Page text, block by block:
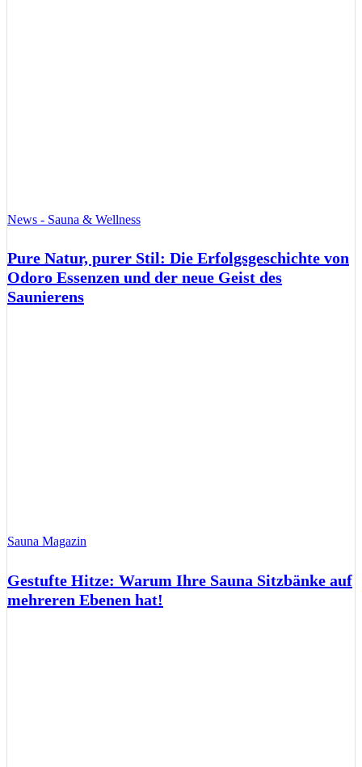
News - Sauna & Wellness
Pure Natur, purer Stil: Die Erfolgsgeschichte von
Odoro Essenzen und der neue Geist des
Saunierens
Sauna Magazin
Gestufte Hitze: Warum Ihre Sauna Sitzbänke auf
mehreren Ebenen hat!